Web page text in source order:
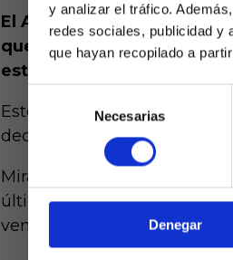
y analizar el tráfico.
redes sociales, publicidad y
que hayan recopilado a
de
consentimiento
Necesarias
Denegar
mayores de
de
El Almería es el único
que se les resiste la
estrenarse el casillero de
Este lunes les visita el
decidirá el pleno al quince
Mirando siempre a las
última victoria del Almería
vencer por 2-1, rompiendo